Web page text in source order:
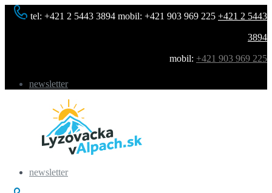
tel: +421 2 5443 3894 mobil: +421 903 969 225 +421 2 5443
3894
mobil: +421 903 969 225
newsletter
newsletter